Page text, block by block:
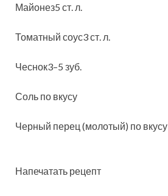
Майонез5 ст. л.
Томатный соус3 ст. л.
Чеснок3–5 зуб.
Соль по вкусу
Черный перец (молотый) по вкусу
Напечатать рецепт